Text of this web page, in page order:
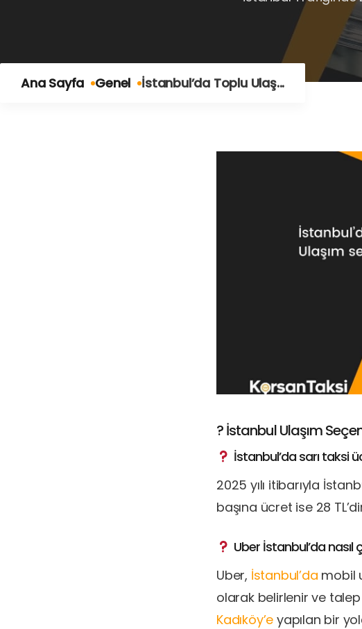
Ana Sayfa Genel İstanbul’da Toplu Ulaş...
? İstanbul Ulaşım
İstanbul’da sarı taksi
2025 yılı itibarıyla
başına ücret ise 28
Uber İstanbul’da nasıl
Uber, İstanbul’da mobil
olarak belirlenir ve
Kadıköy’e yapılan bir